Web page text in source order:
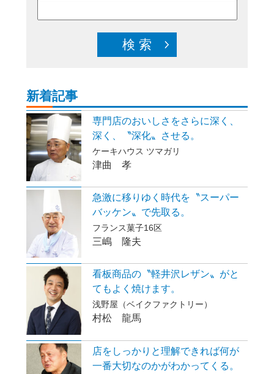
新着記事
専門店のおいしさをさらに深く、
深く、〝深化〟させる。
ケーキハウス ツマガリ
津曲 孝
急激に移りゆく時代を〝スーパー
バッケン〟で先取る。
フランス菓子16区
三嶋 隆夫
看板商品の〝軽井沢レザン〟がと
てもよく焼けます。
浅野屋（ベイクファクトリー）
村松 龍馬
店をしっかりと理解できれば何が
一番大切なのかがわかってくる。